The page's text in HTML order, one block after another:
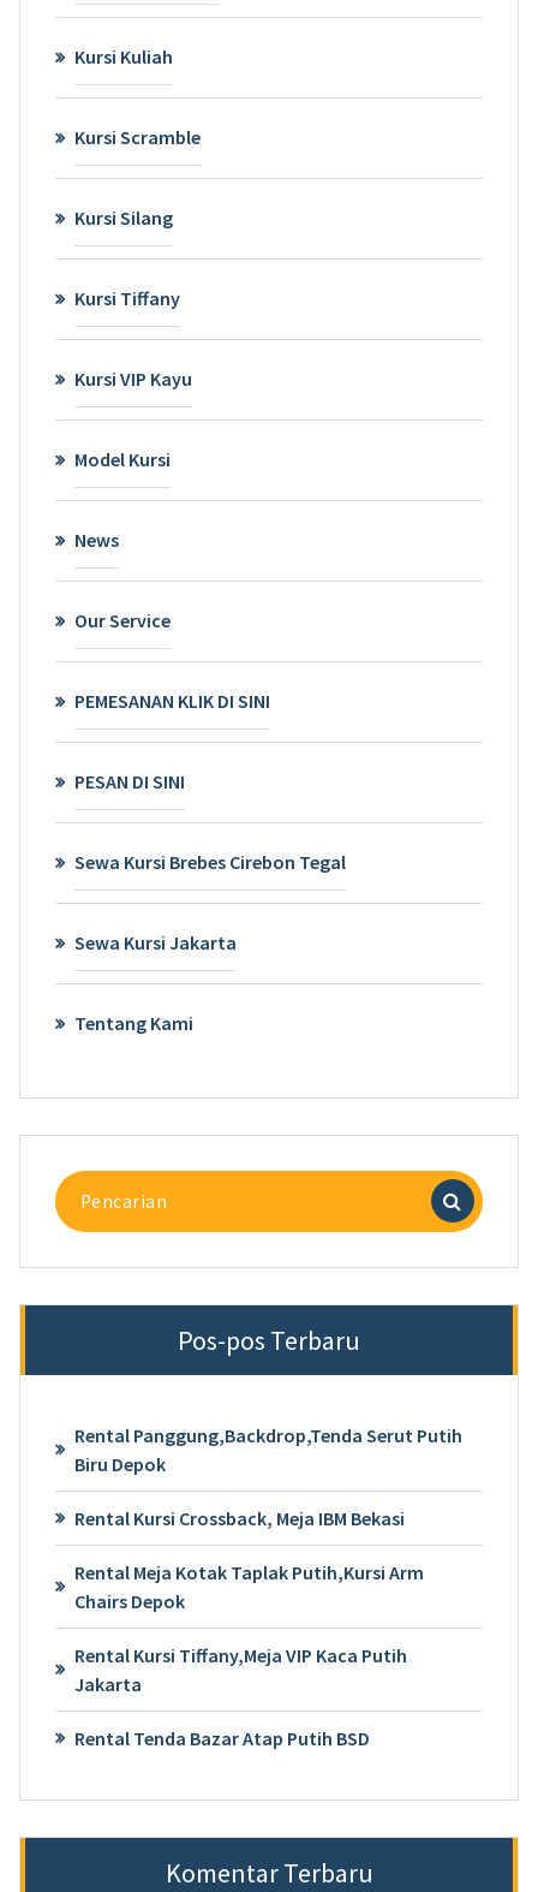
Kursi Kuliah
Kursi Scramble
Kursi Silang
Kursi Tiffany
Kursi VIP Kayu
Model Kursi
News
Our Service
PEMESANAN KLIK DI SINI
PESAN DI SINI
Sewa Kursi Brebes Cirebon Tegal
Sewa Kursi Jakarta
Tentang Kami
Pencarian
untuk:
Pos-pos Terbaru
Rental Panggung,Backdrop,Tenda Serut Putih
Biru Depok
Rental Kursi Crossback, Meja IBM Bekasi
Rental Meja Kotak Taplak Putih,Kursi Arm
Chairs Depok
Rental Kursi Tiffany,Meja VIP Kaca Putih
Jakarta
Rental Tenda Bazar Atap Putih BSD
Komentar Terbaru